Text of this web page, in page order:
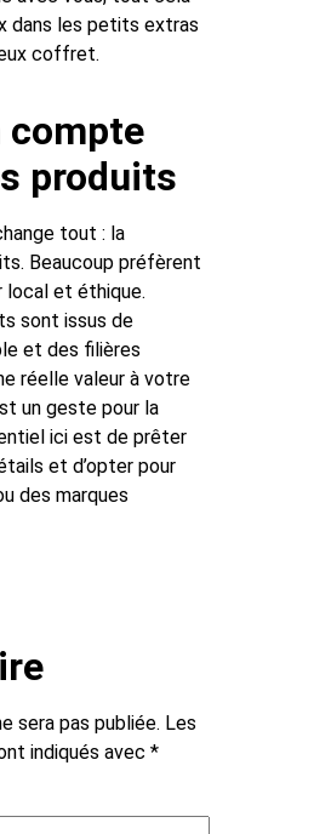
dans les petits extras
coffret.
compte
produits
tout : la
Beaucoup préfèrent
local et éthique.
sont issus de
et des filières
réelle valeur à votre
un geste pour la
ici est de prêter
et d’opter pour
des marques
sera pas publiée. Les
indiqués avec *